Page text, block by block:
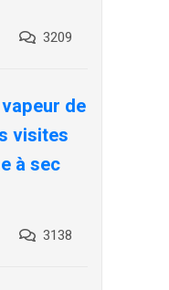
3209
de
visites
à sec
3138